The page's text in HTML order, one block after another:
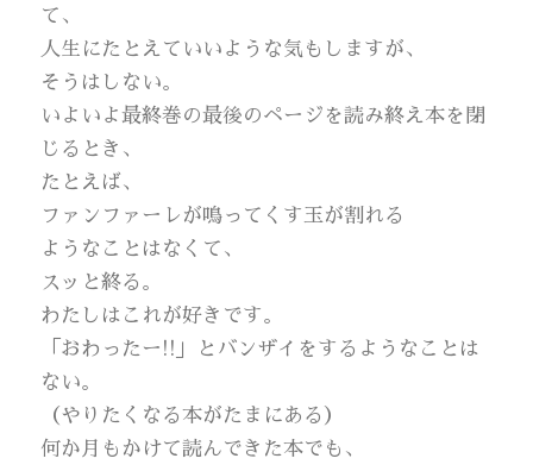
て、
人生にたとえていいような気もしますが、
そうはしない。
いよいよ最終巻の最後のページを読み終え本を閉
じるとき、
たとえば、
ファンファーレが鳴ってくす玉が割れる
ようなことはなくて、
スッと終る。
わたしはこれが好きです。
「おわったー!!」とバンザイをするようなことは
ない。
（やりたくなる本がたまにある）
何か月もかけて読んできた本でも、